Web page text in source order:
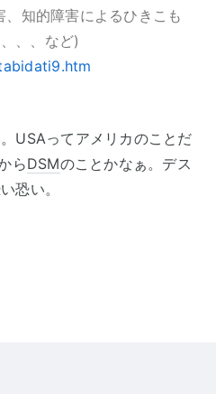
知的障害によるひきこも
、、など)
USAってアメリカのことだ
らDSMのことかなぁ。デス
恐い。